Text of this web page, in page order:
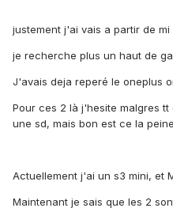
justement j'ai vais a partir de mi
je recherche plus un haut de
J'avais deja reperé le oneplus
Pour ces 2 là j'hesite malgres
une sd, mais bon est ce la
Actuellement j'ai un s3 mini, et
Maintenant je sais que les 2